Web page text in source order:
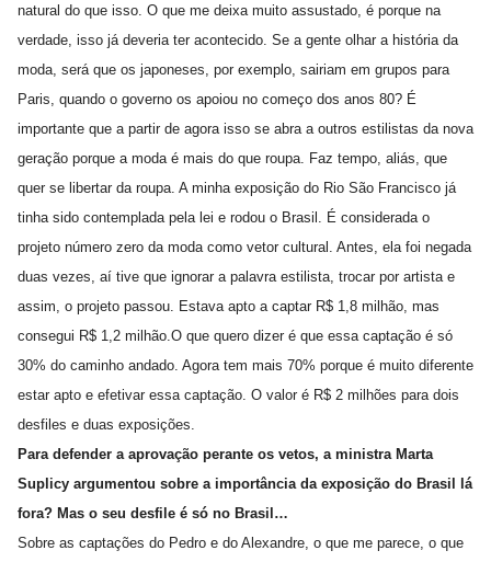
natural do que isso. O que me deixa muito assustado, é porque na
verdade, isso já deveria ter acontecido. Se a gente olhar a história da
moda, será que os japoneses, por exemplo, sairiam em grupos para
Paris, quando o governo os apoiou no começo dos anos 80? É
importante que a partir de agora isso se abra a outros estilistas da nova
geração porque a moda é mais do que roupa. Faz tempo, aliás, que
quer se libertar da roupa. A minha exposição do Rio São Francisco já
tinha sido contemplada pela lei e rodou o Brasil. É considerada o
projeto número zero da moda como vetor cultural. Antes, ela foi negada
duas vezes, aí tive que ignorar a palavra estilista, trocar por artista e
assim, o projeto passou. Estava apto a captar R$ 1,8 milhão, mas
consegui R$ 1,2 milhão. O que quero dizer é que essa captação é só
30% do caminho andado. Agora tem mais 70% porque é muito diferente
estar apto e efetivar essa captação. O valor é R$ 2 milhões para dois
desfiles e duas exposições.
Para defender a aprovação perante os vetos, a ministra Marta
Suplicy argumentou sobre a importância da exposição do Brasil lá
fora? Mas o seu desfile é só no Brasil…
Sobre as captações do Pedro e do Alexandre, o que me parece, o que